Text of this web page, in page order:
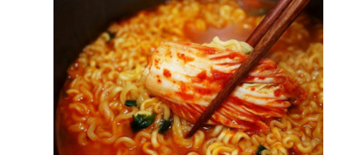
サ
ウ
ナ
事
情！
オ
ス
ス